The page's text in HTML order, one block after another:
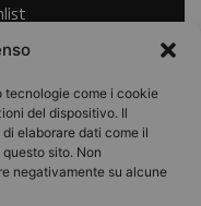
tecnologie come i cookie
del dispositivo. Il
elaborare dati come il
sito. Non
negativamente su alcune
e resi